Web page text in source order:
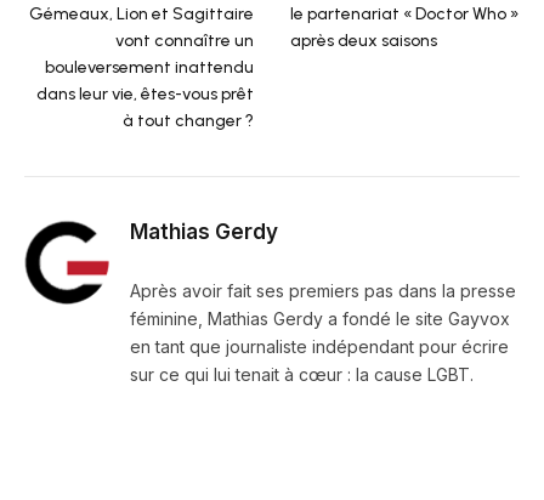
Gémeaux, Lion et Sagittaire
vont connaître un
bouleversement inattendu
dans leur vie, êtes-vous prêt
à tout changer ?
le partenariat « Doctor Who »
après deux saisons
Mathias Gerdy
Après avoir fait ses premiers pas dans la presse
féminine, Mathias Gerdy a fondé le site Gayvox
en tant que journaliste indépendant pour écrire
sur ce qui lui tenait à cœur : la cause LGBT.